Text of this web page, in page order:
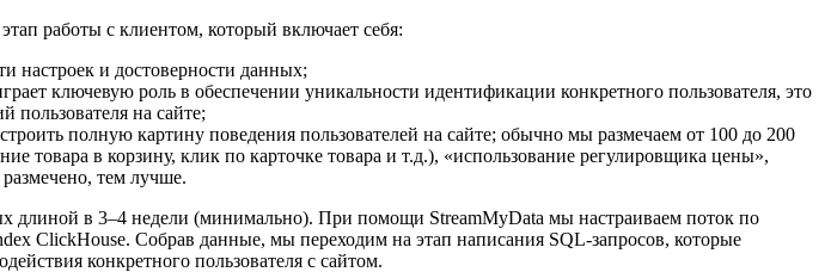
работы с клиентом, который включает себя:
настроек и достоверности данных;
ключевую роль в обеспечении уникальности идентификации конкретного пользователя, это
на сайте;
полную картину поведения пользователей на сайте; обычно мы размечаем от 100 до 200
товара в корзину, клик по карточке товара и т.д.), «использование регулировщика цены»,
тем лучше.
длиной в 3–4 недели (минимально). При помощи StreamMyData мы настраиваем поток по
ClickHouse. Собрав данные, мы переходим на этап написания SQL-запросов, которые
конкретного пользователя с сайтом.